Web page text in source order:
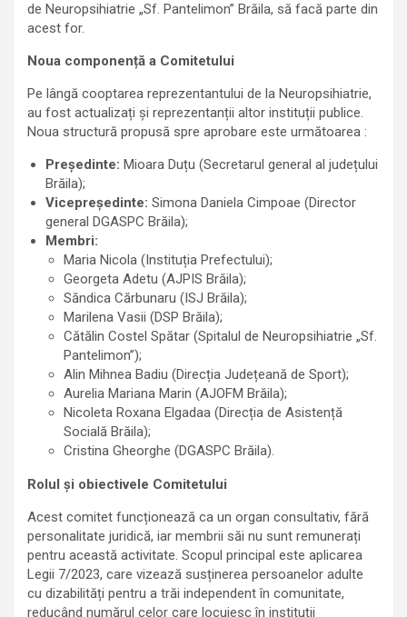
de Neuropsihiatrie „Sf. Pantelimon” Brăila, să facă parte din
acest for.
Noua componență a Comitetului
Pe lângă cooptarea reprezentantului de la Neuropsihiatrie,
au fost actualizați și reprezentanții altor instituții publice.
Noua structură propusă spre aprobare este următoarea :
Președinte: Mioara Duțu (Secretarul general al județului
Brăila);
Vicepreședinte: Simona Daniela Cimpoae (Director
general DGASPC Brăila);
Membri:
Maria Nicola (Instituția Prefectului);
Georgeta Adetu (AJPIS Brăila);
Săndica Cărbunaru (ISJ Brăila);
Marilena Vasii (DSP Brăila);
Cătălin Costel Spătar (Spitalul de Neuropsihiatrie „Sf.
Pantelimon”);
Alin Mihnea Badiu (Direcția Județeană de Sport);
Aurelia Mariana Marin (AJOFM Brăila);
Nicoleta Roxana Elgadaa (Direcția de Asistență
Socială Brăila);
Cristina Gheorghe (DGASPC Brăila).
Rolul și obiectivele Comitetului
Acest comitet funcționează ca un organ consultativ, fără
personalitate juridică, iar membrii săi nu sunt remunerați
pentru această activitate. Scopul principal este aplicarea
Legii 7/2023, care vizează susținerea persoanelor adulte
cu dizabilități pentru a trăi independent în comunitate,
reducând numărul celor care locuiesc în instituții